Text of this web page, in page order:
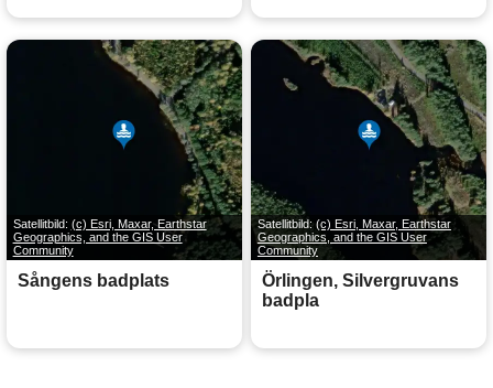
Satellitbild: (c) Esri, Maxar, Earthstar
Geographics, and the GIS User
Community
Sångens badplats
Satellitbild:(c) Esri, Maxar, Earthstar
Geographics, and the GIS User
Community
Örlingen, Silvergruvans
badpla